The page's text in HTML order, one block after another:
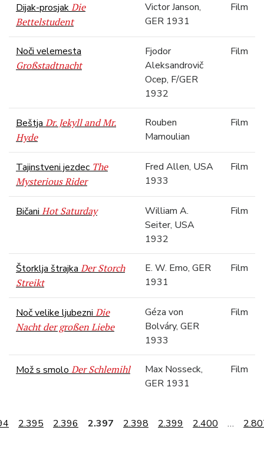
Dijak-prosjakDie
Bettelstudent
Victor Janson,
GER 1931
Film
Noči velemesta
Großstadtnacht
Fjodor
Aleksandrovič
Ocep, F/GER
1932
Film
Beštja Dr. Jekyll and Mr.
Hyde
Rouben
Mamoulian
Film
Tajinstveni jezdec The
Mysterious Rider
Fred Allen, USA
1933
Film
Bičani Hot Saturday
William A.
Seiter, USA
1932
Film
Štorklja štrajka Der Storch
Streikt
E. W. Emo, GER
1931
Film
Noč velike ljubezni Die
Nacht der großen Liebe
Géza von
Bolváry, GER
1933
Film
Mož s smolo Der Schlemihl
Max Nosseck,
GER 1931
Film
2.395 2.396 2.397 2.398 2.399 2.400 …